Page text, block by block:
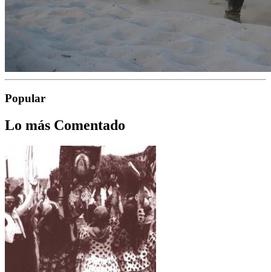
Popular
Lo más Comentado